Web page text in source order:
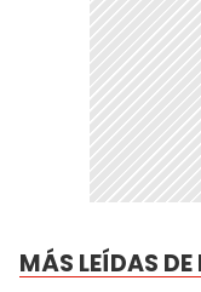
MÁS LEÍDAS DE